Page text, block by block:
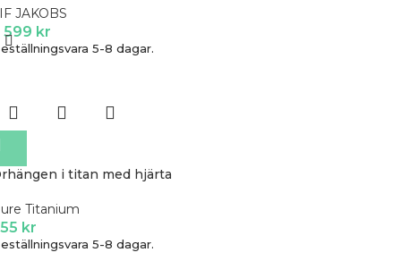
JAKOBS
599 kr
5-8 dagar.
i titan med hjärta
Titanium
kr
5-8 dagar.